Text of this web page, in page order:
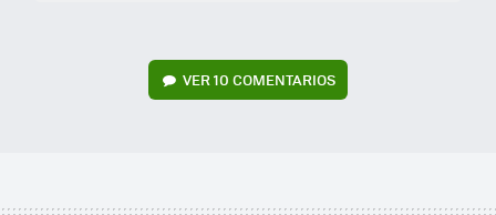
VER10 COMENTARIOS